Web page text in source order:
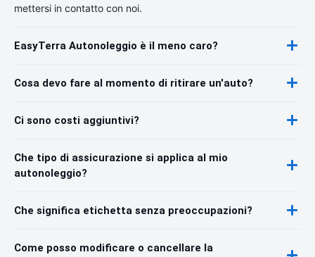
mettersi in contatto con noi.
EasyTerra Autonoleggio è il meno caro?
Cosa devo fare al momento di ritirare un'auto?
Ci sono costi aggiuntivi?
Che tipo di assicurazione si applica al mio
autonoleggio?
Che significa etichetta senza preoccupazioni?
Come posso modificare o cancellare la